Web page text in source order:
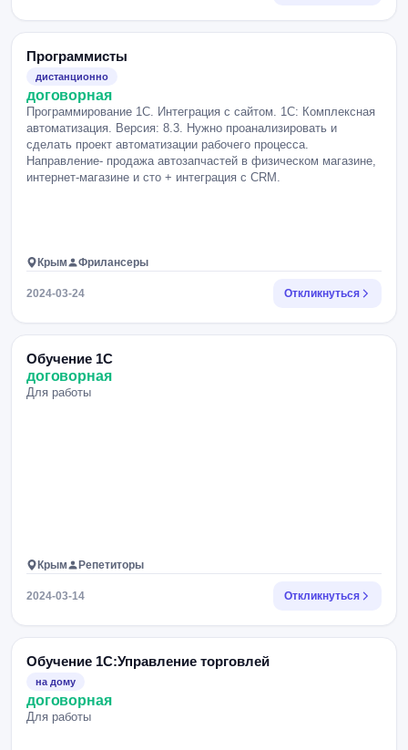
Программисты
дистанционно
договорная
Программирование 1С. Интеграция с сайтом. 1С: Комплексная
автоматизация. Версия: 8.3. Нужно проанализировать и
сделать проект автоматизации рабочего процесса.
Направление- продажа автозапчастей в физическом магазине,
интернет-магазине и сто + интеграция с CRM.
Крым Фрилансеры
2024-03-24 Откликнуться
Обучение 1С
договорная
Для работы
Крым Репетиторы
2024-03-14 Откликнуться
Обучение 1С:Управление торговлей
на дому
договорная
Для работы